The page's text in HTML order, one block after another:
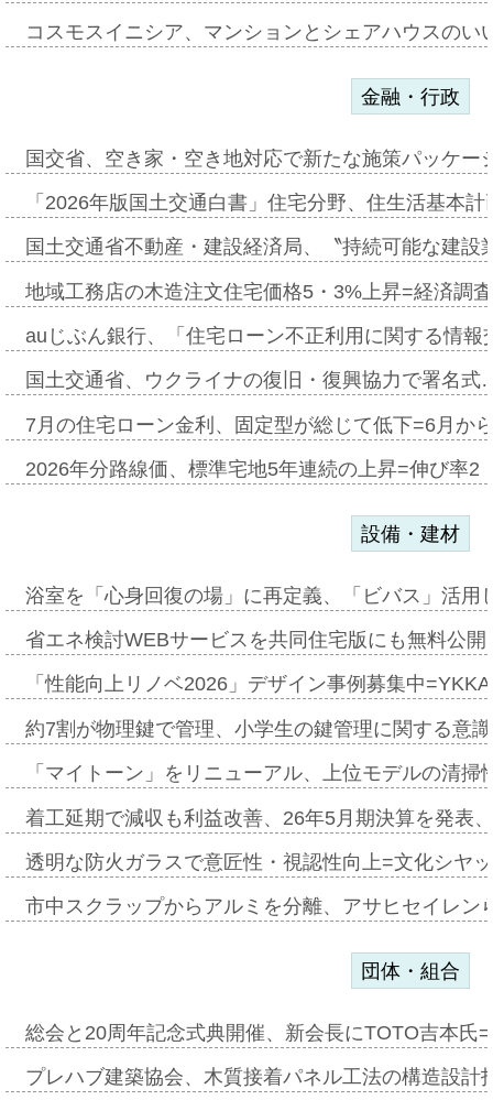
コスモスイニシア、マンションとシェアハウスの
金融・行政
国交省、空き家・空き地対応で新たな施策パッケ
「2026年版国土交通白書」住宅分野、住生活基本
国土交通省不動産・建設経済局、〝持続可能な建
地域工務店の木造注文住宅価格5・3%上昇=経済調
auじぶん銀行、「住宅ローン不正利用に関する情
国土交通省、ウクライナの復旧・復興協力で署名
7月の住宅ローン金利、固定型が総じて低下=6月か
2026年分路線価、標準宅地5年連続の上昇=伸び率
設備・建材
浴室を「心身回復の場」に再定義、「ビバス」活
省エネ検討WEBサービスを共同住宅版にも無料公
「性能向上リノベ2026」デザイン事例募集中
約7割が物理鍵で管理、小学生の鍵管理に関する意
「マイトーン」をリニューアル、上位モデルの清
着工延期で減収も利益改善、26年5月期決算を発表
透明な防火ガラスで意匠性・視認性向上=文化シヤ
市中スクラップからアルミを分離、アサヒセイレ
団体・組合
総会と20周年記念式典開催、新会長にTOTO吉本氏
プレハブ建築協会、木質接着パネル工法の構造設